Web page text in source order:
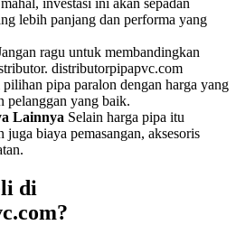
investasi ini akan sepadan
lebih panjang dan performa yang
ragu untuk membandingkan
distributorpipapvc.com
pipa paralon dengan harga yang
pelanggan yang baik.
Lainnya Selain harga pipa itu
juga biaya pemasangan, aksesoris
di